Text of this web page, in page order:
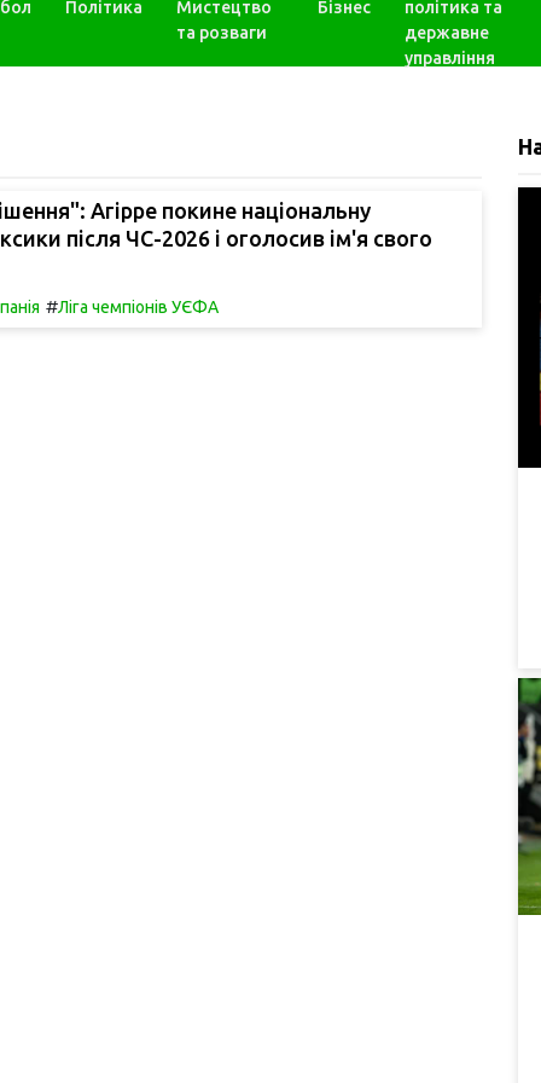
Політика
Мистецтво
та розваги
Бізнес
політика та
державне
управління
Агірре покине національну
після ЧС-2026 і оголосив ім'я свого
#Ліга чемпіонів УЄФА